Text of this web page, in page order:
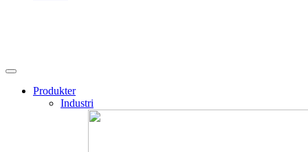
Produkter
Industri